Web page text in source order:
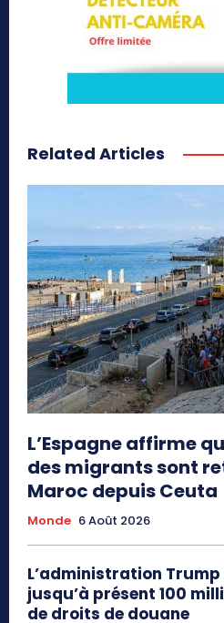
Related Articles
L’Espagne affirme
des migrants sont
Maroc depuis Ceuta
Monde 6 Août 2026
L’administration
jusqu’à présent 100
de droits de douane